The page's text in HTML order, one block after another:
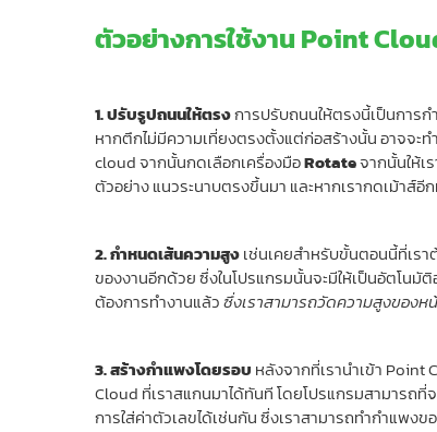
ตัวอย่างการใช้งาน Point
1. ปรับรูปถนนให้ตรงการปรับถนนให้ตรงนี้เป็นการ
หากตึกไม่มีความเที่ยงตรงตั้งแต่ก่อสร้างนั้น อาจจะ
cloud จากนั้นกดเลือกเครื่องมือRotateจากนั้นให้เ
ตัวอย่าง แนวระนาบตรงขึ้นมา และหากเรากดเม้า
2. กำหนดเส้นความสูงเช่นเคยสำหรับขั้นตอนนี้ที่เร
ของงานอีกด้วย ซึ่งในโปรแกรมนั้นจะมีให้เป็นอัตโนมั
ต้องการทำงานแล้วซึ่งเราสามารถวัดความสูงของห
3. สร้างกำแพงโดยรอบ หลังจากที่เรานำเข้า Point
Cloud ที่เราสแกนมาได้ทันที โดยโปรแกรมสามารถ
การใส่ค่าตัวเลขได้เช่นกัน ซึ่งเราสามารถทำกำแพง